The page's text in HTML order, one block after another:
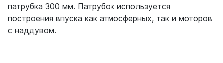
патрубка 300 мм. Патрубок используется
построения впуска как атмосферных, так и моторов
с наддувом.